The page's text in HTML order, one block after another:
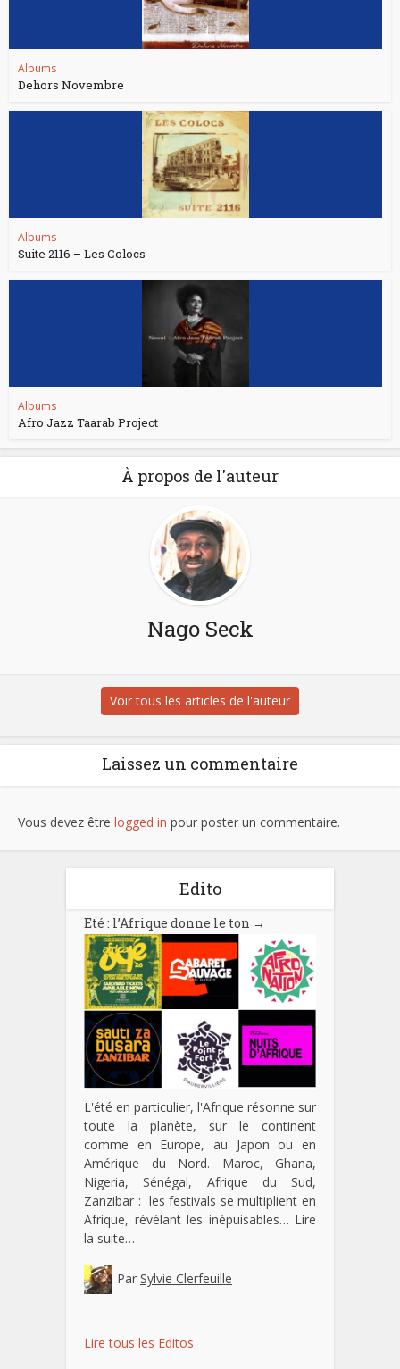
Albums
Dehors Novembre
Albums
Suite 2116 – Les Colocs
Albums
Afro Jazz Taarab Project
À propos de l'auteur
Nago Seck
Voir tous les articles de l'auteur
Laissez un commentaire
Vous devez être logged in pour poster un commentaire.
Edito
Eté : l’Afrique donne le ton →
L'été en particulier, l'Afrique résonne sur
toute la planète, sur le continent
comme en Europe, au Japon ou en
Amérique du Nord. Maroc, Ghana,
Nigeria, Sénégal, Afrique du Sud,
Zanzibar : les festivals se multiplient en
Afrique, révélant les inépuisables… Lire
la suite…
Par Sylvie Clerfeuille
Lire tous les Editos